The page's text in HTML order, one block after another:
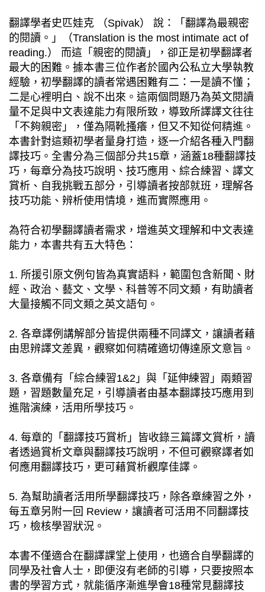
翻譯學者史匹娃克 （Spivak） 說：「翻譯為最親密
的閱讀。」（Translation is the most intimate act of
reading.） 而這「親密的閱讀」，卻正是初學翻譯者
最大的困難。據本書三位作者於國內公私立大學執教
經驗，初學翻譯的讀者常遇困難有二：一是讀不懂；
二是心裡明白、說不出來。這兩個問題乃為英文閱讀
量不足與中文表達能力有限所致，導致所譯譯文往往
「不夠親密」，僅為隔靴搔癢，但又不知從何精進。
本書針對這類初學者量身打造，逐一介紹各種入門翻
譯技巧。全書分為三個部分共15章，涵蓋18種翻譯技
巧，每章分為技巧說明、技巧應用、綜合練習、譯文
賞析、自我挑戰五部分，引導讀者按部就班，理解各
技巧功能、辨析使用情境，進而實際應用。
為符合初學翻譯讀者需求，增進英文理解和中文表達
能力，本書共有五大特色：
1. 所援引原文例句皆為真實語料，範圍包含新聞、財
經、政治、藝文、文學、科普等不同文類，有助讀者
大量接觸不同文類之英文語句。
2. 各章譯例講解部分皆提供兩種不同譯文，讓讀者藉
由思辨譯文差異，觀察如何精確適切傳達原文意旨。
3. 各章備有「綜合練習1&2」與「延伸練習」兩類習
題，習題數量充足，引導讀者由基本翻譯技巧應用到
進階演練，活用所學技巧。
4. 每章的「翻譯技巧賞析」皆收錄三篇譯文賞析，讀
者透過賞析文章與翻譯技巧說明，不但可觀察譯者如
何應用翻譯技巧，更可藉賞析觀摩佳譯。
5. 為幫助讀者活用所學翻譯技巧，除各章練習之外，
每五章另附一回 Review，讓讀者可活用不同翻譯技
巧，檢核學習狀況。
本書不僅適合在翻譯課堂上使用，也適合自學翻譯的
同學及社會人士，即便沒有老師的引導，只要按照本
書的學習方式，就能循序漸進學會18種常見翻譯技